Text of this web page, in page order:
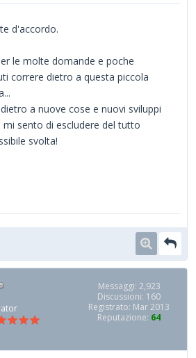
d'accordo.
le molte domande e poche
correre dietro a questa piccola
a nuove cose e nuovi sviluppi
sento di escludere del tutto
svolta!
Messaggi: 2,923
Discussioni: 160
Registrato: Mar 2013
Reputazione: 64